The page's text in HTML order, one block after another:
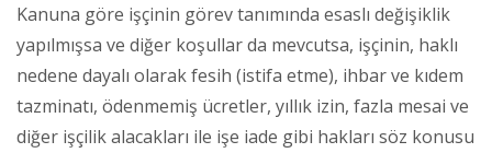
Kanuna göre işçinin görev tanımında esaslı değişiklik
yapılmışsa ve diğer koşullar da mevcutsa, işçinin, haklı
nedene dayalı olarak fesih (istifa etme), ihbar ve kıdem
tazminatı, ödenmemiş ücretler, yıllık izin, fazla mesai ve
diğer işçilik alacakları ile işe iade gibi hakları söz konusu